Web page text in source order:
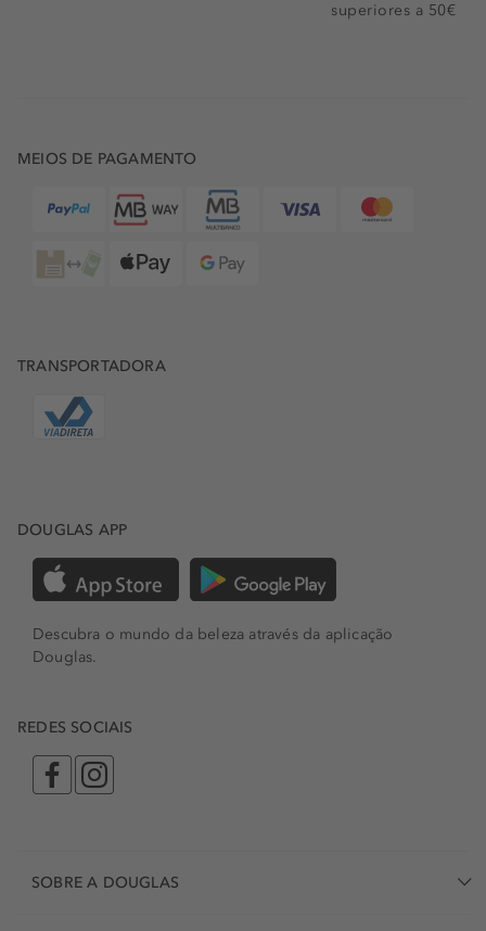
superiores a 50€
MEIOS DE PAGAMENTO
TRANSPORTADORA
DOUGLAS APP
Descubra o mundo da beleza através da aplicação
Douglas.
REDES SOCIAIS
SOBRE A DOUGLAS